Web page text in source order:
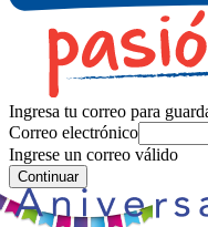
Ingresa tu correo para
Correo electrónico
Ingrese un correo válido
Continuar